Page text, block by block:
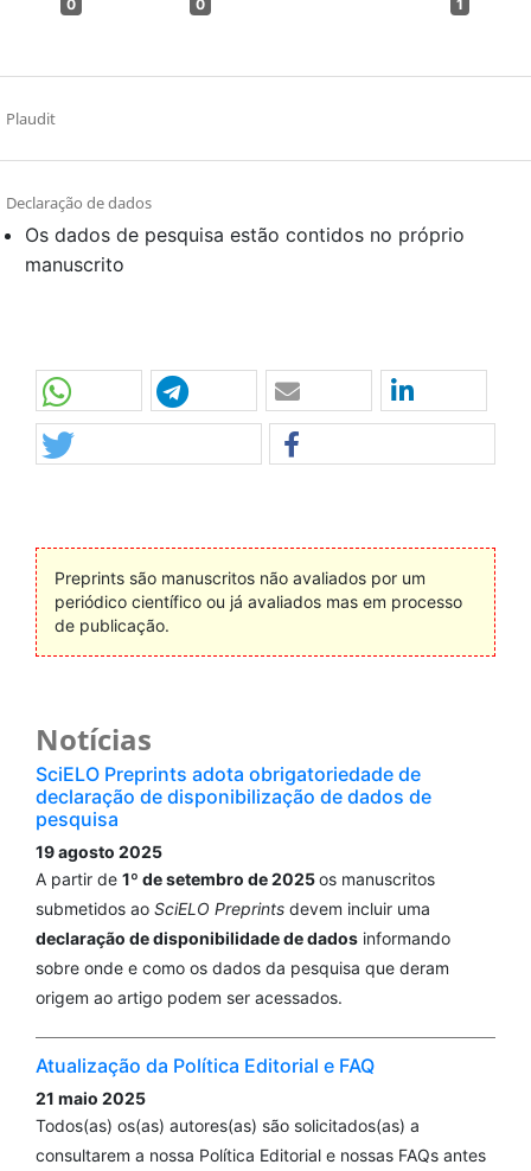
0 0 1
Plaudit
Declaração de dados
Os dados de pesquisa estão contidos no próprio
manuscrito
Preprints são manuscritos não avaliados por um
periódico científico ou já avaliados mas em processo
de publicação.
Notícias
SciELO Preprints adota obrigatoriedade de
declaração de disponibilização de dados de
pesquisa
19 agosto 2025
A partir de 1º de setembro de 2025os manuscritos
submetidos ao SciELO Preprints devem incluir uma
declaração de disponibilidade de dados informando
sobre onde e como os dados da pesquisa que deram
origem ao artigo podem ser acessados.
Atualização da Política Editorial e FAQ
21 maio 2025
Todos(as) os(as) autores(as) são solicitados(as) a
consultarem a nossa Política Editorial e nossas FAQs antes